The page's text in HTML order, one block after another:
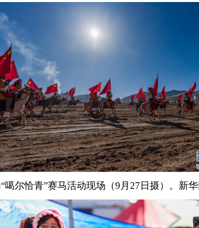
噶尔恰青”赛马活动现场（9月27日摄）。新